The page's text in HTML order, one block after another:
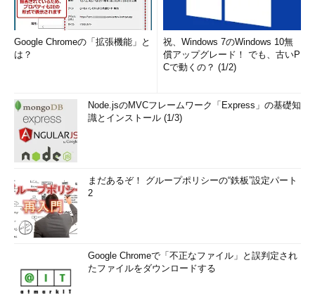
Dockerコンテナーを監視・管理するOSSツールです。
Shipyard同様、リモートのDockerコンテナーを監視できます。
SeagullはShipyardとは違いローカルのDocker Engineにリモート
のフィルタリング機能を備えています。
想定ターゲットはITアーキテクト、開発者／プログラマーとい
えるでしょう。
Google Chromeの「拡張機能」と
は？
祝、Windows 7のWindows 10無
償アップグレード！ でも、古いP
Cで動くの？ (1/2)
Node.jsのMVCフレームワーク「Express」の基礎知
識とインストール (1/3)
まだあるぞ！ グループポリシーの“鉄板”設定パート
2
Google Chromeで「不正なファイル」と誤判定され
たファイルをダウンロードする